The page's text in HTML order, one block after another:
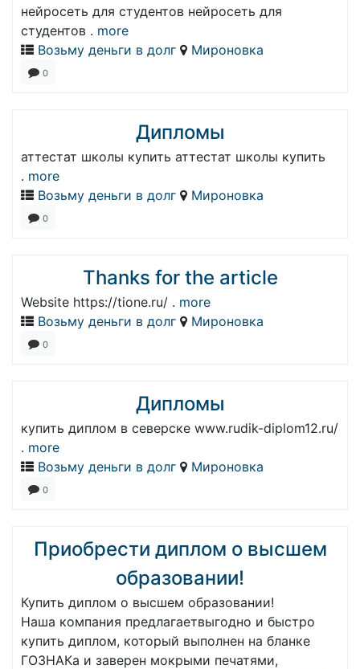
нейросеть для студентов нейросеть для
студентов . more
Возьму деньги в долг
Мироновка
0
Дипломы
аттестат школы купить аттестат школы купить
. more
Возьму деньги в долг
Мироновка
0
Thanks for the article
Website https://tione.ru/ . more
Возьму деньги в долг
Мироновка
0
Дипломы
купить диплом в северске www.rudik-diplom12.ru/
. more
Возьму деньги в долг
Мироновка
0
Приобрести диплом о высшем
образовании!
Купить диплом о высшем образовании!
Наша компания предлагаетвыгодно и быстро
купить диплом, который выполнен на бланке
ГОЗНАКа и заверен мокрыми печатями,